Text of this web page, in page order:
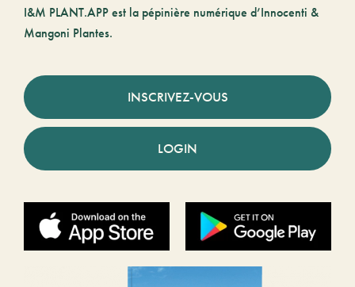
I&M PLANT.APP est la pépinière numérique d’Innocenti &
Mangoni Plantes.
INSCRIVEZ-VOUS
LOGIN